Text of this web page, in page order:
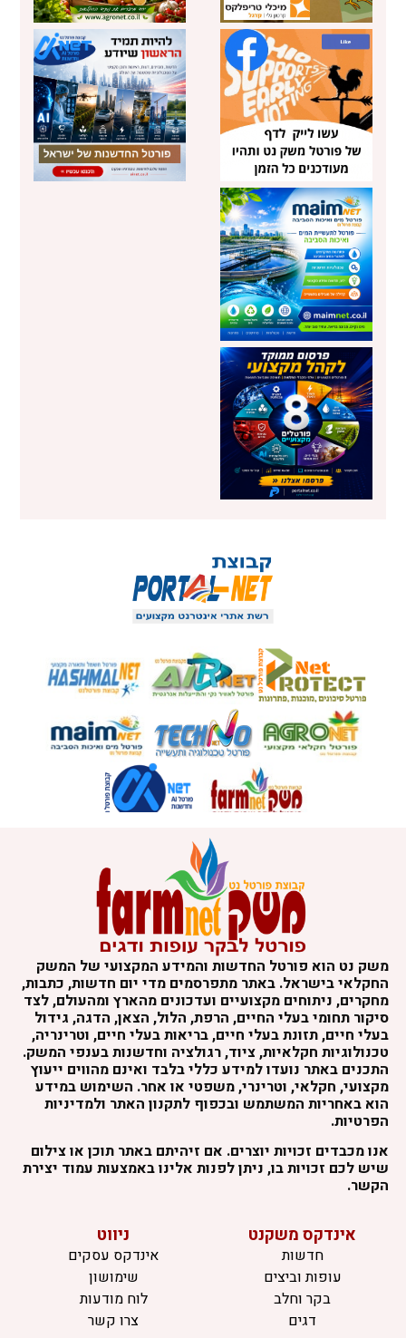
משק נט הוא פורטל החדשות והמידע המקצועי של המשק
החקלאי בישראל. באתר מתפרסמים מדי יום חדשות, כתבות,
מחקרים, ניתוחים מקצועיים ועדכונים מהארץ ומהעולם, לצד
סיקור תחומי בעלי החיים, הרפת, הלול, הצאן, הדגה, גידול
בעלי חיים, תזונת בעלי חיים, בריאות בעלי חיים, וטרינריה,
טכנולוגיות חקלאיות, ציוד, רגולציה וחדשנות בענפי המשק.
התכנים באתר נועדו למידע כללי בלבד ואינם מהווים ייעוץ
מקצועי, חקלאי, וטרינרי, משפטי או אחר. השימוש במידע
הוא באחריות המשתמש ובכפוף לתקנון האתר ולמדיניות
הפרטיות.
אנו מכבדים זכויות יוצרים. אם זיהיתם באתר תוכן או צילום
שיש לכם זכויות בו, ניתן לפנות אלינו באמצעות עמוד יצירת
הקשר.
אינדקס משקנט
חדשות
עופות וביצים
בקר וחלב
דגים
ניווט
אינדקס עסקים
שימושון
לוח מודעות
צרו קשר